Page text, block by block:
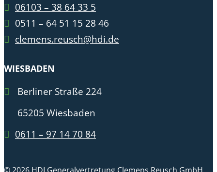
06103 – 38 64 33 5
0511 – 64 51 15 28 46
clemens.reusch@hdi.de
WIESBADEN
Berliner Straße 224
65205 Wiesbaden
0611 – 97 14 70 84
© 2026 HDI Generalvertretung Clemens Reusch GmbH